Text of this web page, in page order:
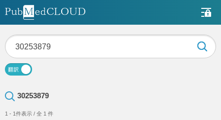
30253879
1 - 1件表示 / 全 1 件